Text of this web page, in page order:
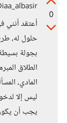
0
أعتقد أنني
حلول له،
بجولة
الطلاق
المادي،
ليس إلا
يجب أن